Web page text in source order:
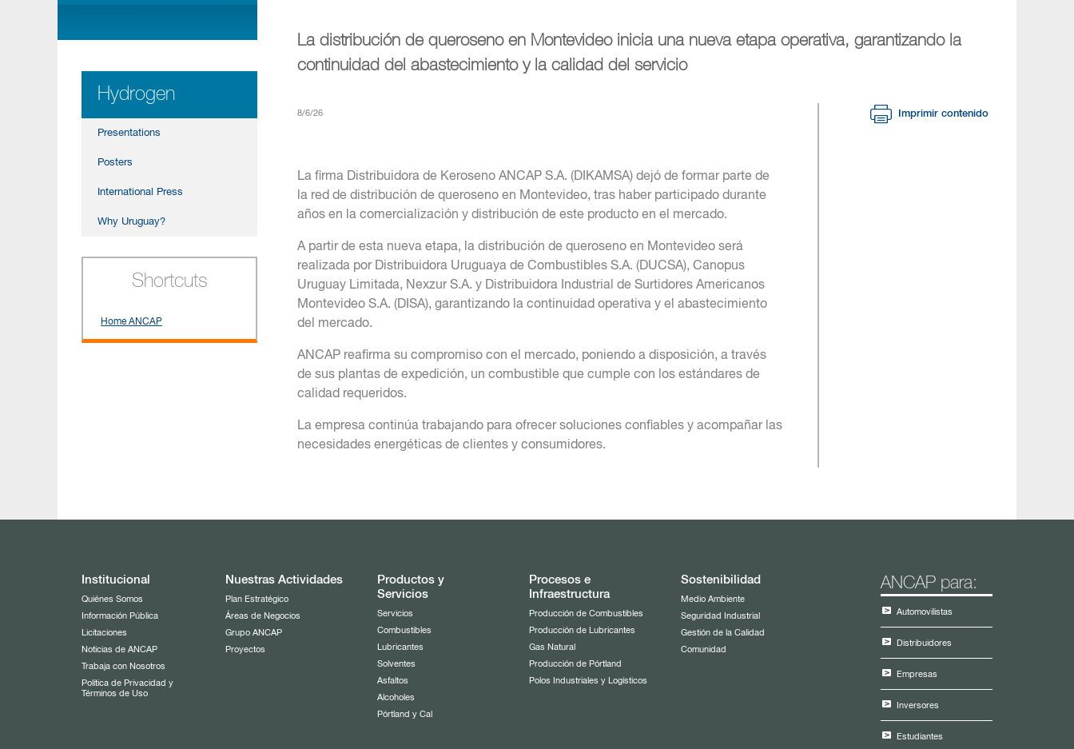
Hydrogen
Presentations
Posters
International Press
Why Uruguay?
Shortcuts
Home ANCAP
La distribución de queroseno en Montevideo inicia una nueva etapa operativa, garantizando la
continuidad del abastecimiento y la calidad del servicio
8/6/26
La firma Distribuidora de Keroseno ANCAP S.A. (DIKAMSA) dejó de formar parte de
la red de distribución de queroseno en Montevideo, tras haber participado durante
años en la comercialización y distribución de este producto en el mercado.
A partir de esta nueva etapa, la distribución de queroseno en Montevideo será
realizada por Distribuidora Uruguaya de Combustibles S.A. (DUCSA), Canopus
Uruguay Limitada, Nexzur S.A. y Distribuidora Industrial de Surtidores Americanos
Montevideo S.A. (DISA), garantizando la continuidad operativa y el abastecimiento
del mercado.
ANCAP reafirma su compromiso con el mercado, poniendo a disposición, a través
de sus plantas de expedición, un combustible que cumple con los estándares de
calidad requeridos.
La empresa continúa trabajando para ofrecer soluciones confiables y acompañar las
necesidades energéticas de clientes y consumidores.
Imprimir contenido
Institucional
Quiénes Somos
Información Pública
Licitaciones
Noticias de ANCAP
Trabaja con Nosotros
Política de Privacidad y
Términos de Uso
Nuestras Actividades
Plan Estratégico
Áreas de Negocios
Grupo ANCAP
Proyectos
Productos y
Servicios
Servicios
Combustibles
Lubricantes
Solventes
Asfaltos
Alcoholes
Pórtland y Cal
Procesos e
Infraestructura
Producción de Combustibles
Producción de Lubricantes
Gas Natural
Producción de Pórtland
Polos Industriales y Logísticos
Sostenibilidad
Medio Ambiente
Seguridad Industrial
Gestión de la Calidad
Comunidad
ANCAP para:
Automovilistas
Distribuidores
Empresas
Inversores
Estudiantes